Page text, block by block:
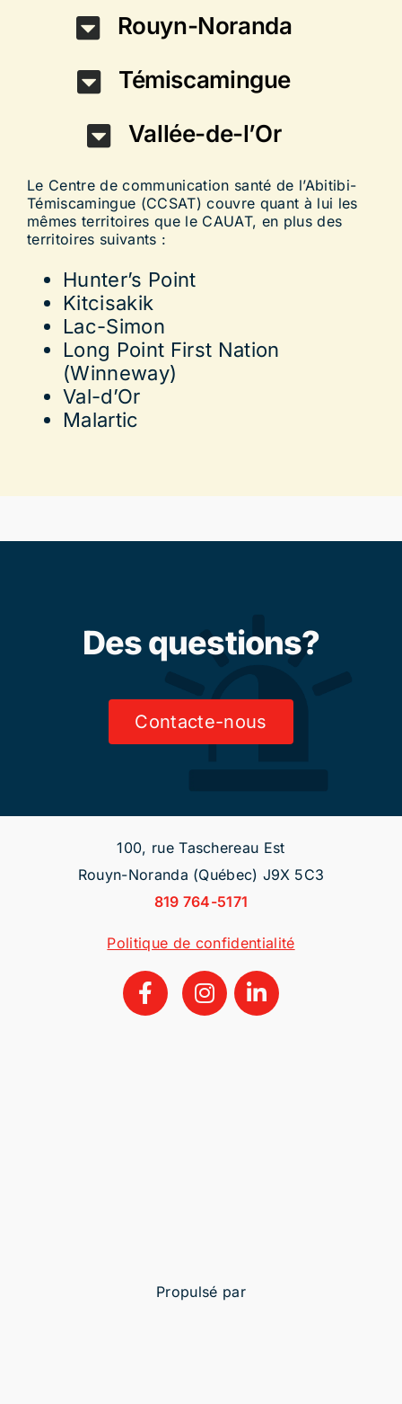
Rouyn-Noranda
Témiscamingue
Vallée-de-l’Or
Le Centre de communication santé de l’Abitibi-
Témiscamingue (CCSAT) couvre quant à lui les
mêmes territoires que le CAUAT, en plus des
territoires suivants :
Hunter’s Point
Kitcisakik
Lac-Simon
Long Point First Nation
(Winneway)
Val-d’Or
Malartic
Des questions?
Contacte-nous
Propulsé par
100, rue Taschereau Est
Rouyn-Noranda (Québec) J9X 5C3
819 764-5171
Politique de confidentialité